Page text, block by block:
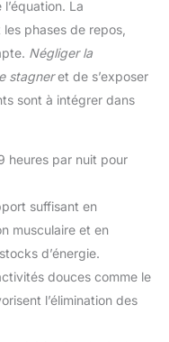
l’équation. La
phases de repos,
Négliger la
stagneret de s’exposer
sont à intégrer dans
heures par nuit pour
suffisant en
musculaire et en
d’énergie.
douces comme le
l’élimination des